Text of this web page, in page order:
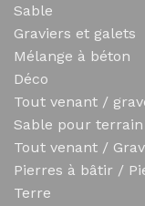
Sable
Graviers et galets
Mélange à béton
Déco
Tout venant /
Sable pour
Tout venant /
Pierres à bâtir /
Terre